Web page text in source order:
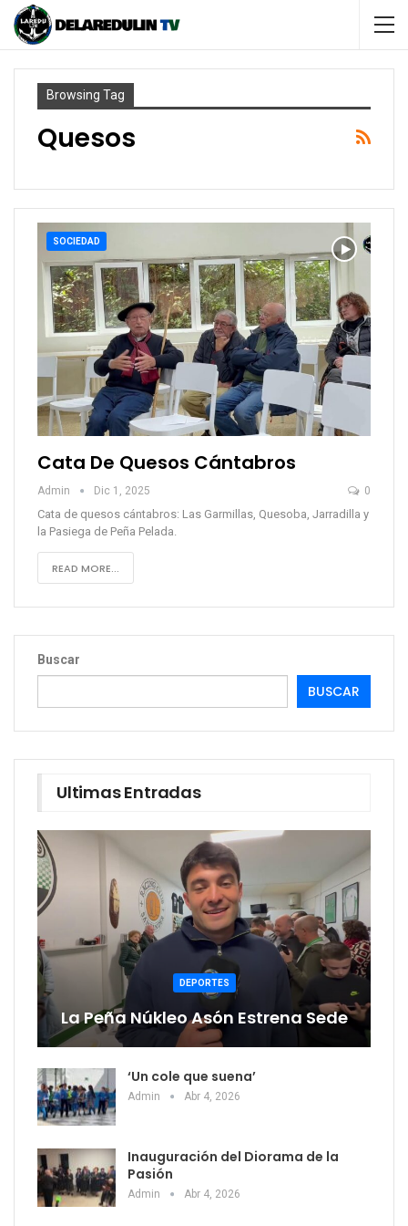
Browsing Tag
Quesos
SOCIEDAD
Cata De Quesos Cántabros
Admin Dic 1, 2025 0
Cata de quesos cántabros: Las Garmillas, Quesoba, Jarradilla y
la Pasiega de Peña Pelada.
READ MORE...
Buscar
BUSCAR
Ultimas Entradas
DEPORTES
La Peña Núkleo Asón Estrena Sede
‘Un cole que suena’
Admin Abr 4, 2026
Inauguración del Diorama de la
Pasión
Admin Abr 4, 2026